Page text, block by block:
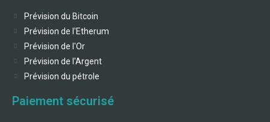
Prévision du Bitcoin
Prévision de l'Etherum
Prévision de l'Or
Prévision de l'Argent
Prévision du pétrole
Paiement sécurisé